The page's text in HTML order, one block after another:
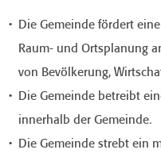
Die Gemeinde fördert
Raum- und Ortsplanung
von Bevölkerung,
Die Gemeinde betreibt
innerhalb der Gemeinde.
Die Gemeinde strebt ein